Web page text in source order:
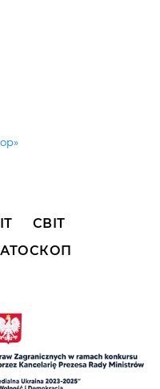
СВІТ